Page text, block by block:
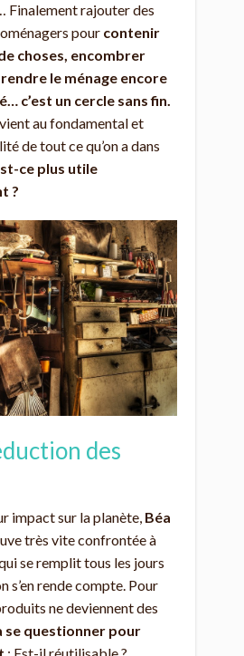
Finalement rajouter des
pour contenir
choses, encombrer
le ménage encore
c’est un cercle sans fin.
au fondamental et
de tout ce qu’on a dans
ce plus utile
?
des
impact sur la planète, Béa
très vite confrontée à
se remplit tous les jours
s’en rende compte. Pour
ne deviennent des
se questionner pour
: Est-il réutilisable ?